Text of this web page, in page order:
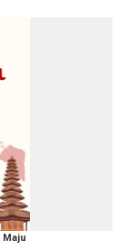
Maju